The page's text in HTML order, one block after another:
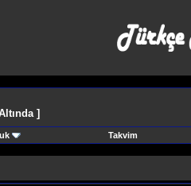
]
Takvim